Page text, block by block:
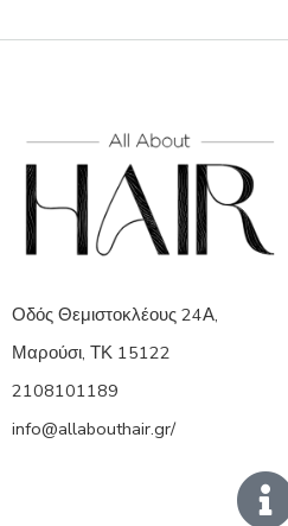
Οδός Θεμιστοκλέους 24Α,
Μαρούσι, ΤΚ 15122
2108101189
info@allabouthair.gr/